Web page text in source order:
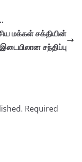
மக்கள் சக்தியின்
சந்திப்பு
Required